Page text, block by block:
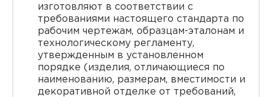
изготовляют в соответствии с
требованиями настоящего стандарта по
рабочим чертежам, образцам-эталонам и
технологическому регламенту,
утвержденным в установленном
порядке (изделия, отличающиеся по
наименованию, размерам, вместимости и
декоративной отделке от требований,